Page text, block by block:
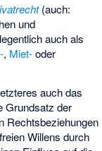
(auch:
und
auch als
, Miet-oder
auch das
Grundsatz der
Rechtsbeziehungen
Willens durch